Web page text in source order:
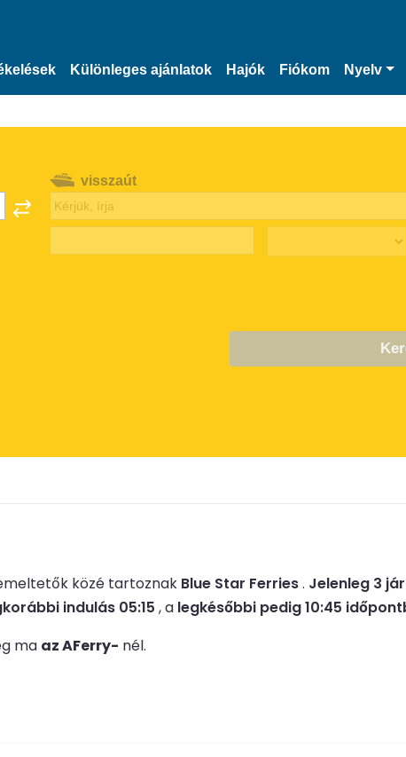
Különleges ajánlatok Hajók Fiókom Nyelv
visszaút
közé tartoznak Blue Star Ferries. Jelenleg 3
indulás 05:15 , a legkésőbbi pedig 10:45
ma az AFerry- nél.